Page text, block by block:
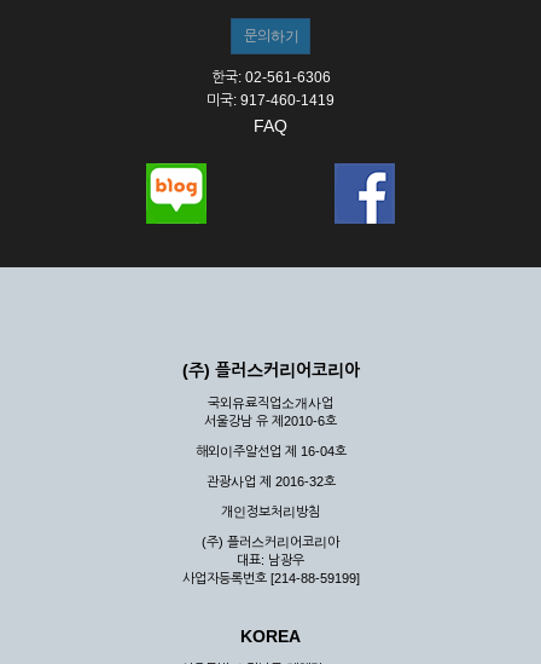
한국: 02-561-6306
미국: 917-460-1419
FAQ
(주) 플러스커리어코리아
국외유료직업소개사업
서울강남 유 제2010-6호
해외이주알선업 제 16-04호
관광사업 제 2016-32호
개인정보처리방침
(주) 플러스커리어코리아
대표: 남광우
사업자등록번호 [214-88-59199]
KOREA